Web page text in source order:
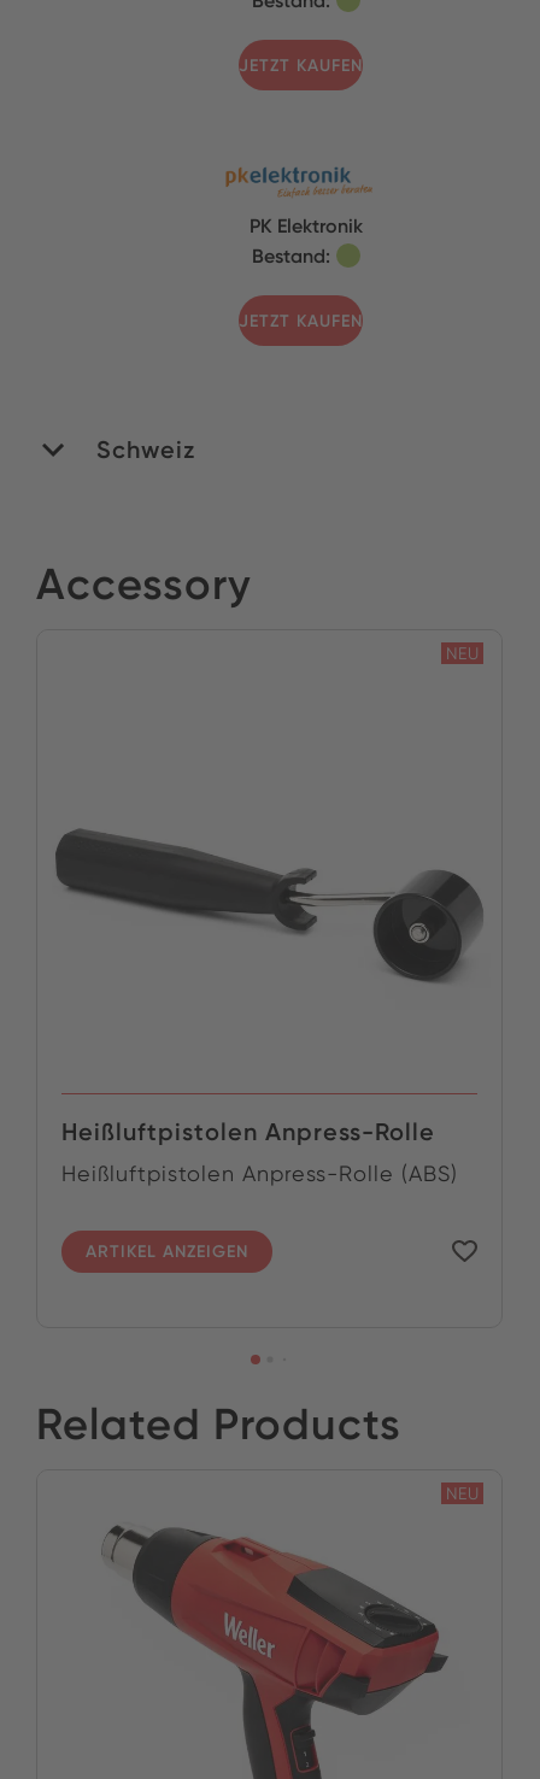
JETZT KAUFEN
PK Elektronik
Bestand:
JETZT KAUFEN
Schweiz
Accessory
Heißluftpistolen Anpress-Rolle
Heißluftpistolen Anpress-Rolle (ABS)
ARTIKEL ANZEIGEN
NEU
Related Products
NEU